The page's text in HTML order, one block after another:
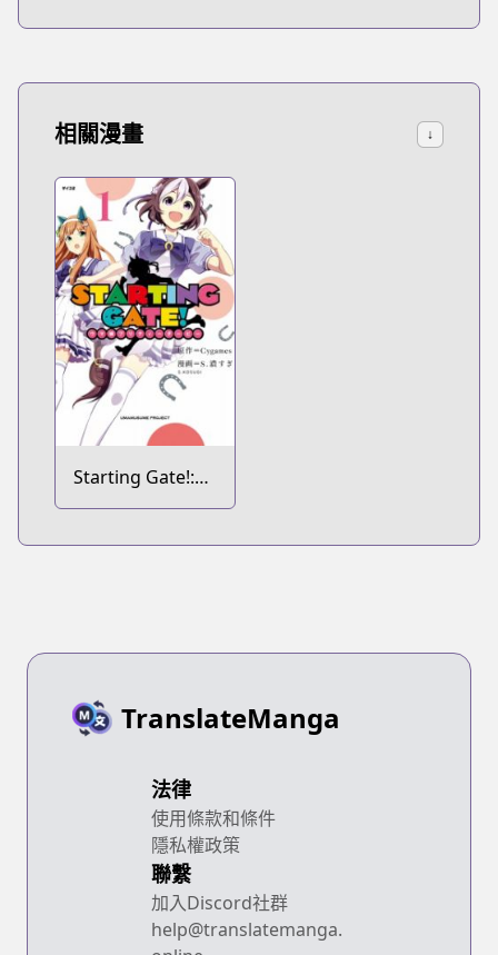
相關漫畫 ↓
Starting Gate!:
Uma Musume
TranslateManga
法律
使用條款和條件
隱私權政策
聯繫
加入Discord社群
help@translatemanga.